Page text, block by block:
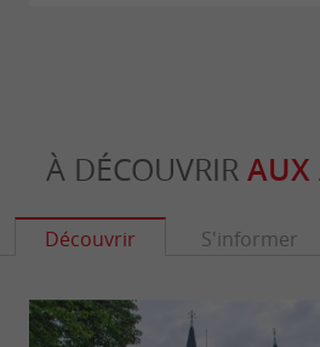
À DÉCOUVRIR AUX
Découvrir S'informer